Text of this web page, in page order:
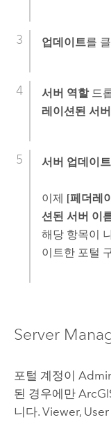
업데이트를
서버 역할드
레이션된 서버
서버 업데이트
이제 [페더레
션된 서버 이
해당 항목이
이트한 포털
Server
포털 계정이
된 경우에만
니다. Viewer,